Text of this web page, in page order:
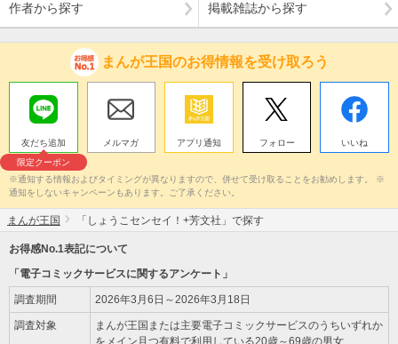
作者から探す 掲載雑誌から探す
まんが王国のお得情報を受け取ろう
友だち追加
限定クーポン
メルマガ アプリ通知 フォロー いいね
※通知する情報およびタイミングが異なりますので、併せて受け取ることをお勧めします。 ※
通知をしないキャンペーンもあります。ご了承ください。
まんが王国 「しょうこセンセイ！+芳文社」で探す
お得感No.1表記について
「電子コミックサービスに関するアンケート」
調査期間 2026年3月6日～2026年3月18日
調査対象
まんが王国または主要電子コミックサービスのうちいずれか
をメイン且つ有料で利用している20歳～69歳の男女